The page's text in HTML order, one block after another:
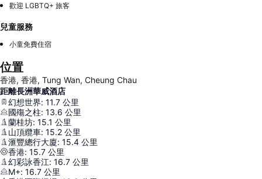
歡迎 LGBTQ+ 旅客
兒童服務
小童免費住宿
位置
香港, 香港, Tung Wan, Cheung Chau
距離長洲華威酒店
幻想世界: 11.7 公里
國殤之柱: 13.6 公里
蘭桂坊: 15.1 公里
山頂纜車: 15.2 公里
滙豐總行大廈: 15.4 公里
香港: 15.7 公里
幻彩詠香江: 16.7 公里
M+: 16.7 公里